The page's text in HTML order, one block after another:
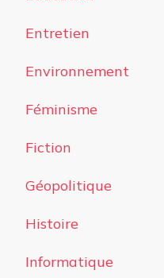
Entretien
Environnement
Féminisme
Fiction
Géopolitique
Histoire
Informatique